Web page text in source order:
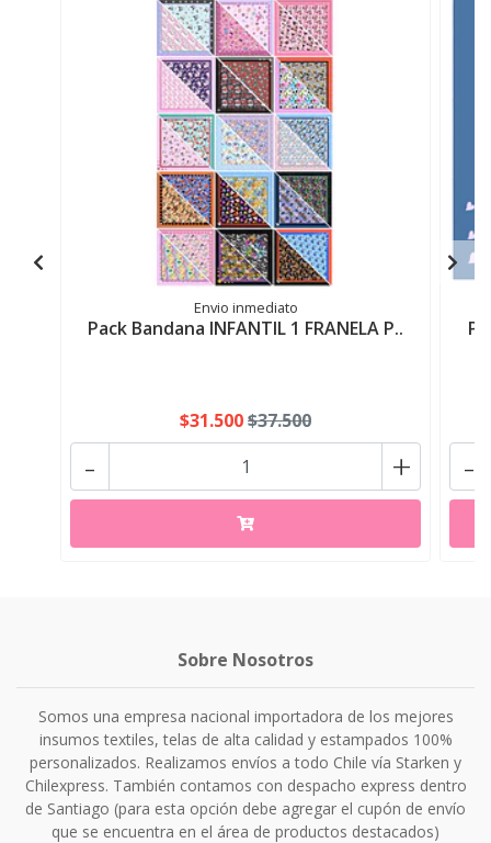
Envio inmediato
Pack Bandana INFANTIL 1 FRANELA P..
$31.500$37.500
+
- -
Sobre Nosotros
Somos una empresa nacional importadora de los mejores
insumos textiles, telas de alta calidad y estampados 100%
personalizados. Realizamos envíos a todo Chile vía Starken y
Chilexpress. También contamos con despacho express dentro
de Santiago (para esta opción debe agregar el cupón de envío
que se encuentra en el área de productos destacados)